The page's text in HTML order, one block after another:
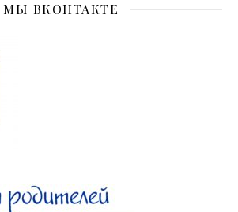
МЫ ВКОНТАКТЕ